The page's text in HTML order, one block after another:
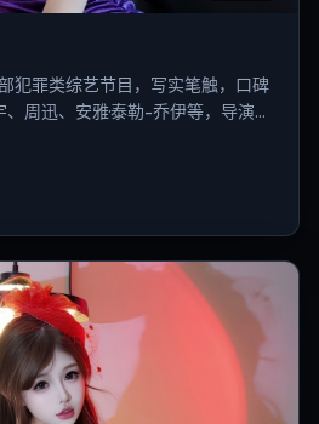
犯罪类综艺节目，写实笔触，口碑
周迅、安雅·泰勒-乔伊等，导演为